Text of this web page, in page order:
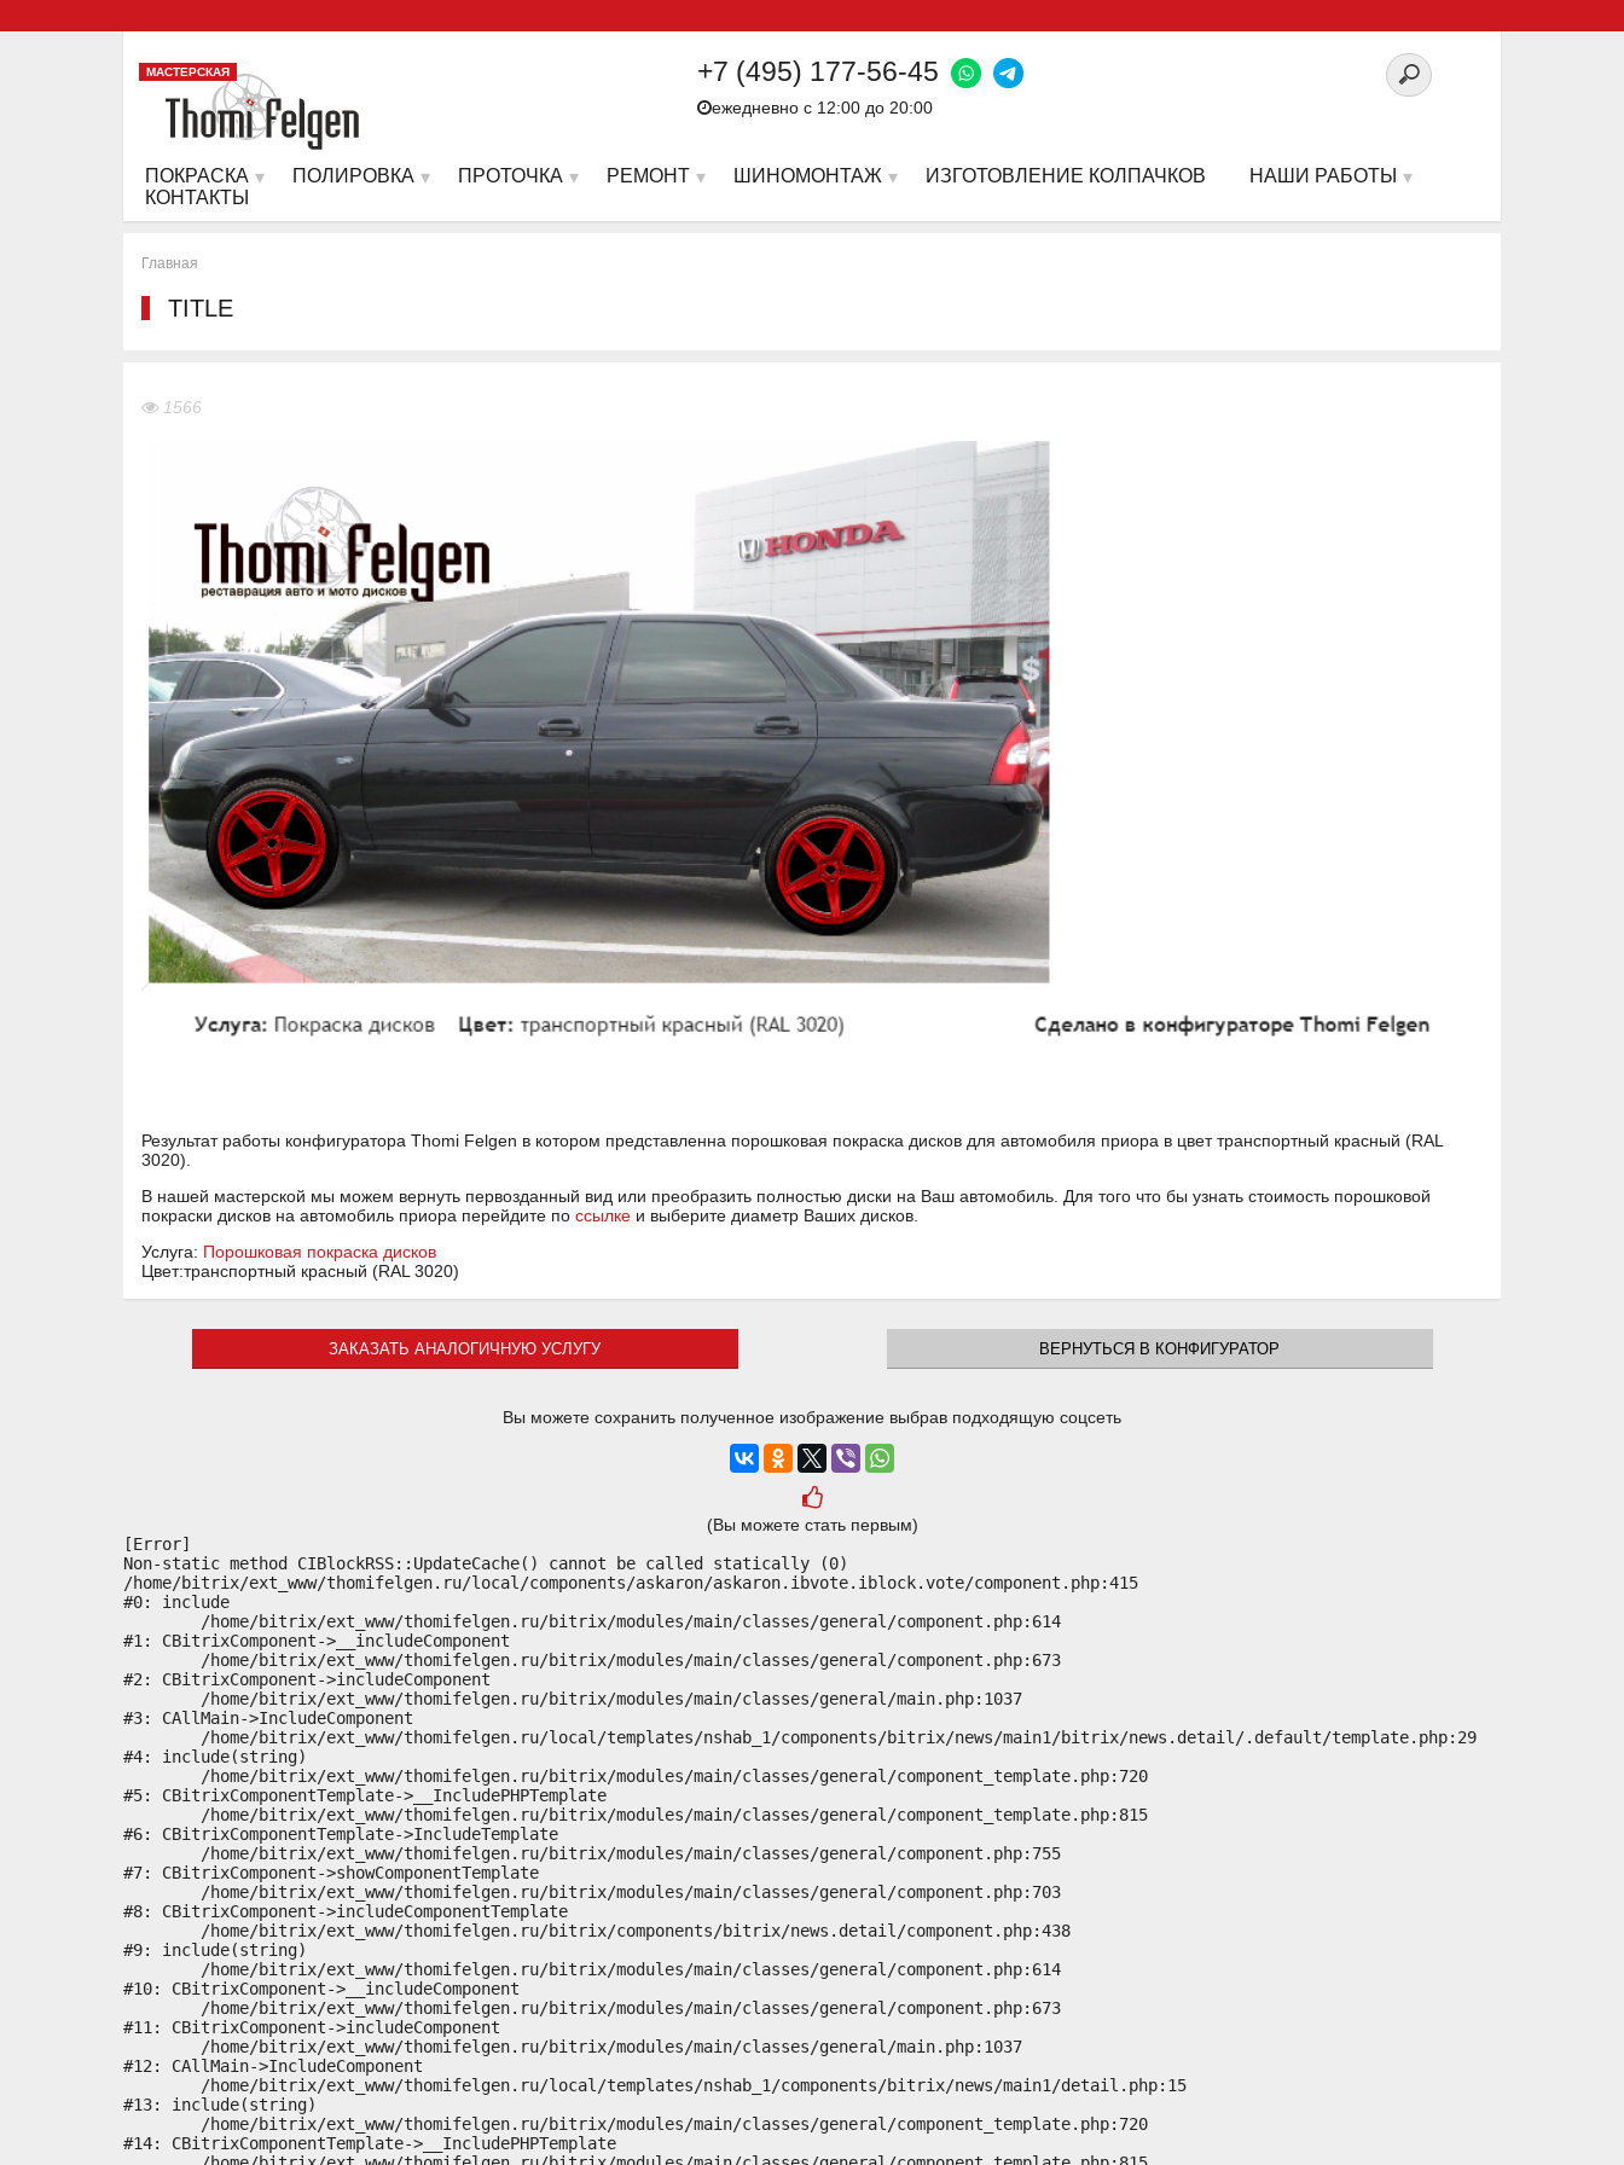
МАСТЕРСКАЯ +7 (495) 177-56-45
ежедневно с 12:00 до 20:00
ПОКРАСКА ПОЛИРОВКА ПРОТОЧКА РЕМОНТ ШИНОМОНТАЖ ИЗГОТОВЛЕНИЕ КОЛПАЧКОВ
НАШИ РАБОТЫ
КОНТАКТЫ
Главная
TITLE
1566
Результат работы конфигуратора Thomi Felgen в котором представленна порошковая покраска дисков для автомобиля приора в цвет транспортный красный (RAL
3020).
В нашей мастерской мы можем вернуть первозданный вид или преобразить полностью диски на Ваш автомобиль. Для того что бы узнать стоимость порошковой
покраски дисков на автомобиль приора перейдите по ссылке и выберите диаметр Ваших дисков.
Услуга: Порошковая покраска дисков
Цвет:транспортный красный (RAL 3020)
ЗАКАЗАТЬ АНАЛОГИЧНУЮ УСЛУГУ ВЕРНУТЬСЯ В КОНФИГУРАТОР
Вы можете сохранить полученное изображение выбрав подходящую соцсеть
(Вы можете стать первым)
[Error]
Non-static method CIBlockRSS::UpdateCache() cannot be called statically (0)
/home/bitrix/ext_www/thomifelgen.ru/local/components/askaron/askaron.ibvote.iblock.vote/component.php:415
#0: include
#1: CBitrixComponent->__includeComponent
#2: CBitrixComponent->includeComponent
#3: CAllMain->IncludeComponent
#4: include(string)
#5: CBitrixComponentTemplate->__IncludePHPTemplate
#6: CBitrixComponentTemplate->IncludeTemplate
#7: CBitrixComponent->showComponentTemplate
#8: CBitrixComponent->includeComponentTemplate
#9: include(string)
#10: CBitrixComponent->__includeComponent
#11: CBitrixComponent->includeComponent
#12: CAllMain->IncludeComponent
#13: include(string)
#14: CBitrixComponentTemplate->__IncludePHPTemplate